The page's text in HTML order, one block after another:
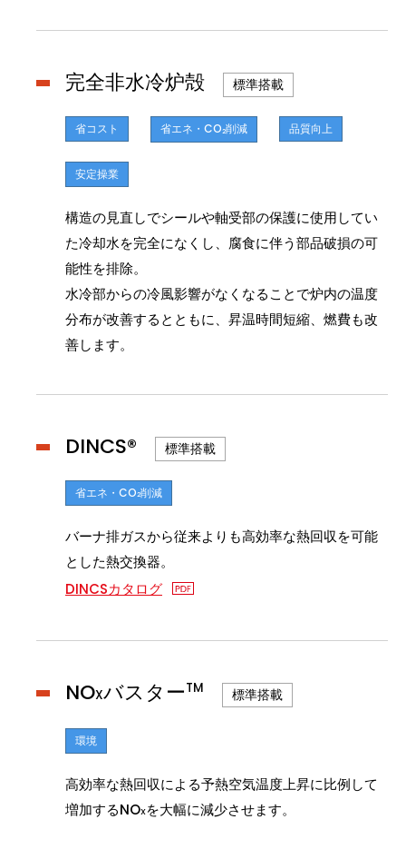
完全非水冷炉殻 標準搭載
省コスト 省エネ・CO2削減 品質向上
安定操業
構造の見直しでシールや軸受部の保護に使用してい
た冷却水を完全になくし、腐食に伴う部品破損の可
能性を排除。
水冷部からの冷風影響がなくなることで炉内の温度
分布が改善するとともに、昇温時間短縮、燃費も改
善します。
DINCS® 標準搭載
省エネ・CO2削減
バーナ排ガスから従来よりも高効率な熱回収を可能
とした熱交換器。
DINCSカタログ
NOXバスターTM 標準搭載
環境
高効率な熱回収による予熱空気温度上昇に比例して
増加するNOXを大幅に減少させます。